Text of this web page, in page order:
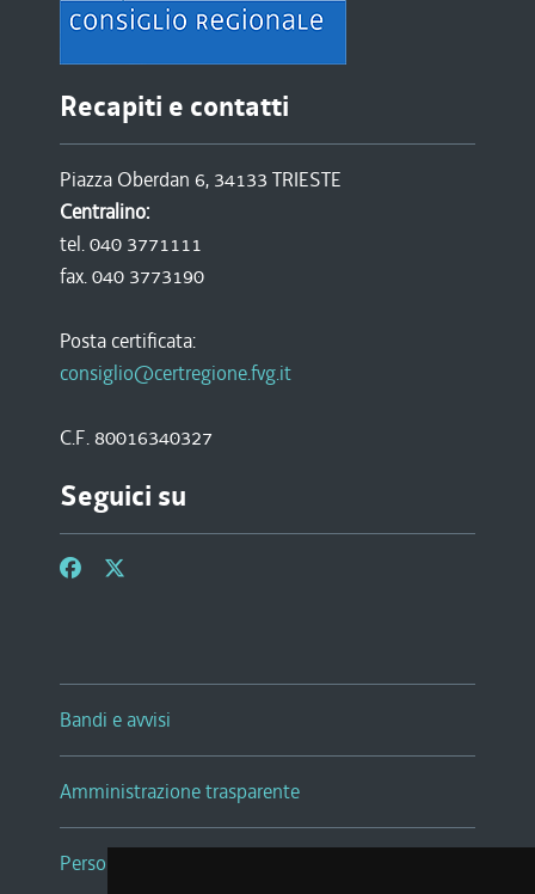
Recapiti e contatti
Piazza Oberdan 6, 34133 TRIESTE
Centralino:
tel. 040 3771111
fax. 040 3773190
Posta certificata:
consiglio@certregione.fvg.it
C.F. 80016340327
Seguici su
Bandi e avvisi
Amministrazione trasparente
Persone e Uffici